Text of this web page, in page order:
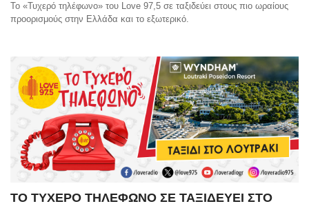
Το «Τυχερό τηλέφωνο» του Love 97,5 σε ταξιδεύει στους πιο ωραίους
προορισμούς στην Ελλάδα και το εξωτερικό.
ΤΟ ΤΥΧΕΡΟ ΤΗΛΕΦΩΝΟ ΣΕ ΤΑΞΙΔΕΥΕΙ ΣΤΟ